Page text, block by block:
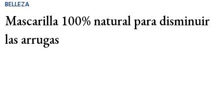
BELLEZA
Mascarilla 100% natural para disminuir
las arrugas